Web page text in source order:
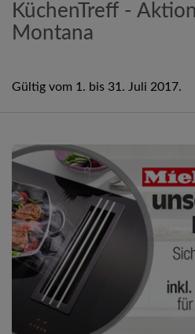
KüchenTreff -
Montana
Gültig vom 1. bis 31. Juli 2017.